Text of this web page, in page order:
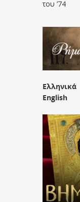
του ’74
Ελληνικά
English